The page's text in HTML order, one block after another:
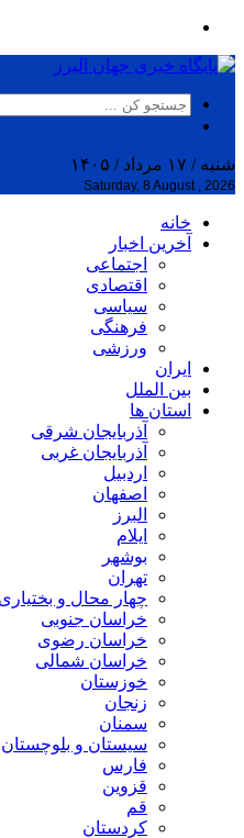
شنبه / ۱۷ مرداد / ۱۴۰۵
Saturday, 8 August , 2026
خانه
آخرین اخبار
اجتماعی
اقتصادی
سیاسی
فرهنگی
ورزشی
ایران
بین الملل
استان ها
آذربایجان شرقی
آذربایجان غربی
اردبیل
اصفهان
البرز
ایلام
بوشهر
تهران
چهار محال و بختیاری
خراسان جنوبی
خراسان رضوی
خراسان شمالی
خوزستان
زنجان
سمنان
سیستان و بلوچستان
فارس
قزوین
قم
کردستان